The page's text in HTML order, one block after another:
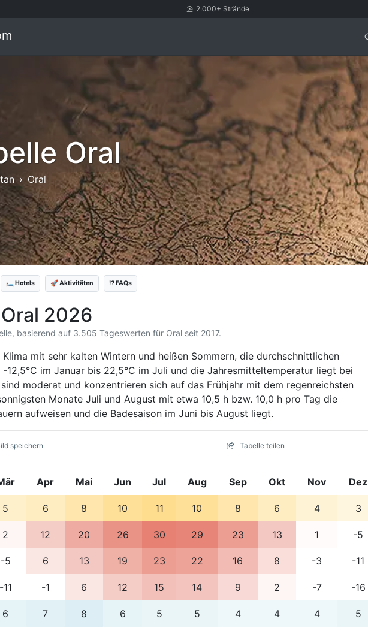
2.000+ Strände
Oral
Oral
🛏️ Hotels 🚀 Aktivitäten ⁉️ FAQs
2026
basierend auf 3.505 Tageswerten für Oral seit 2017.
mit sehr kalten Wintern und heißen Sommern, die durchschnittlichen
12,5°C im Januar bis 22,5°C im Juli und die Jahresmitteltemperatur liegt bei
moderat und konzentrieren sich auf das Frühjahr mit dem regenreichsten
Monate Juli und August mit etwa 10,5 h bzw. 10,0 h pro Tag die
aufweisen und die Badesaison im Juni bis August liegt.
speichern Tabelle teilen
Apr Mai Jun Jul Aug Sep Okt Nov Dez
5 6 8 10 11 10 8 6 4 3
2 12 20 26 30 29 23 13 1 -5
-5 6 13 19 23 22 16 8 -3 -11
-11 -1 6 12 15 14 9 2 -7 -16
6 7 8 6 5 5 4 4 4 5